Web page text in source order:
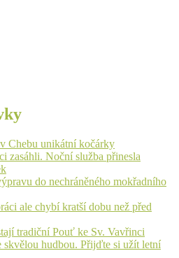
Chebu unikátní kočárky
zasáhli. Noční služba přinesla
do nechráněného mokřadního
ale chybí kratší dobu než před
tradiční Pouť ke Sv. Vavřinci
skvělou hudbou. Přijďte si užít letní